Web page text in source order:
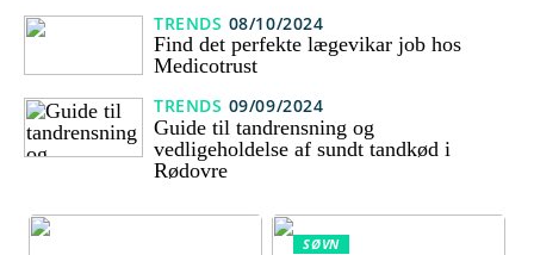
TRENDS 08/10/2024
Find det perfekte lægevikar job hos
Medicotrust
TRENDS 09/09/2024
Guide til tandrensning og
vedligeholdelse af sundt tandkød i
Rødovre
SØVN